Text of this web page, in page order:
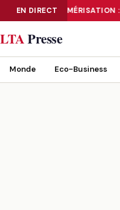
EN DIRECTNUMÉRISATION
NUMÉRISATION : LE DATA
LTAPresse
Monde Eco-Business